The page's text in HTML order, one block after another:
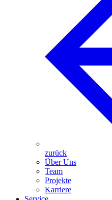
zurück
Über Uns
Team
Projekte
Karriere